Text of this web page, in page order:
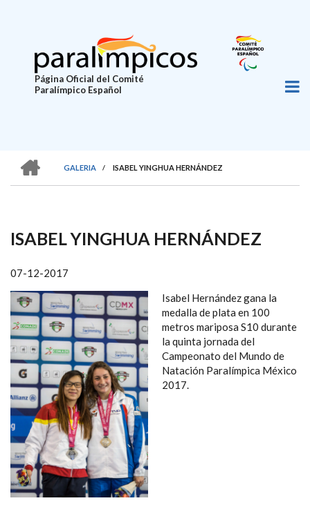
principal
Página Oficial del Comité
Paralímpico Español
SOBRESCRIBIR
DE
AYUDA
A
LA
NAVEGACIÓN
GALERIA
/ ISABEL YINGHUA HERNÁNDEZ
ISABEL YINGHUA HERNÁNDEZ
07-12-2017
Isabel Hernández gana la
medalla de plata en 100
metros mariposa S10 durante
la quinta jornada del
Campeonato del Mundo de
Natación Paralímpica México
2017.